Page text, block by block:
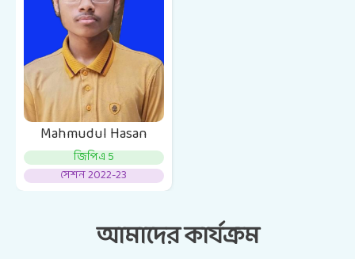
Mahmudul Hasan
জিপিএ 5
সেশন 2022-23
আমাদের কার্যক্রম